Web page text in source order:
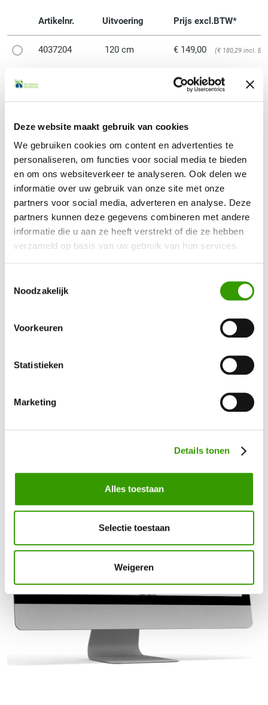
Deze website maakt gebruik van cookies
We gebruiken cookies om content en advertenties te
personaliseren, om functies voor social media te bieden
en om ons websiteverkeer te analyseren. Ook delen we
informatie over uw gebruik van onze site met onze
partners voor social media, adverteren en analyse. Deze
partners kunnen deze gegevens combineren met andere
informatie die u aan ze heeft verstrekt of die ze hebben
verzameld op basis van uw gebruik van hun services.
Noodzakelijk
Voorkeuren
Statistieken
Marketing
Details tonen
Alles toestaan
Selectie toestaan
Weigeren
Artikelnr. Uitvoering Prijs excl.BTW*
4037204 120 cm € 149,00 (€ 180,29 incl.
Alle prijzen zijn exclusief sierpot
Offerte aanvragen Direct bestellen
Meer informatie
Bel: 0525-840250 of stuur een e-mail. Uiteraard kunt u ook
gebruik maken van ons
contactformulier .
Tags
Dracaena